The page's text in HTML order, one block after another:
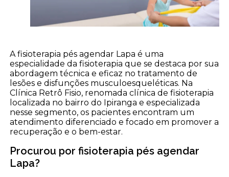
A fisioterapia pés agendar Lapa é uma
especialidade da fisioterapia que se destaca por sua
abordagem técnica e eficaz no tratamento de
lesões e disfunções musculoesqueléticas. Na
Clínica Retrô Fisio, renomada clínica de fisioterapia
localizada no bairro do Ipiranga e especializada
nesse segmento, os pacientes encontram um
atendimento diferenciado e focado em promover a
recuperação e o bem-estar.
Procurou por fisioterapia pés agendar
Lapa?